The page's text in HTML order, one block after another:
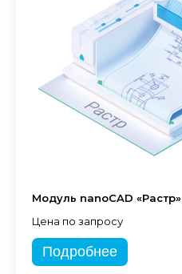
Модуль nanoCAD «Растр»
Цена по запросу
Подробнее